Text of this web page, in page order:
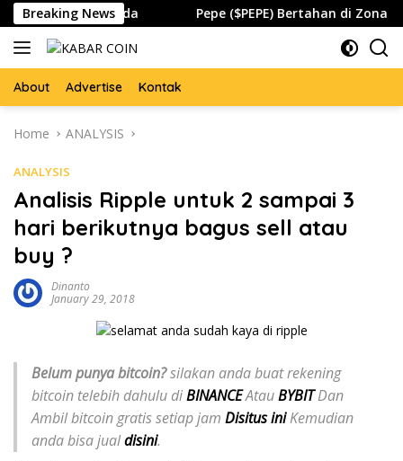
Skip
to
content
Breaking News
Waspada Pepe ($PEPE) Bertahan di Zona
About Advertise Kontak
Home ANALYSIS
ANALYSIS
Analisis Ripple untuk 2 sampai 3
hari berikutnya bagus sell atau
buy ?
Dinanto
January 29, 2018
Belum punya bitcoin?silakan anda buat rekening
bitcoin telebih dahulu diBINANCEAtauBYBITDan
Ambil bitcoin gratis setiap jam Disitus iniKemudian
anda bisa jualdisini.